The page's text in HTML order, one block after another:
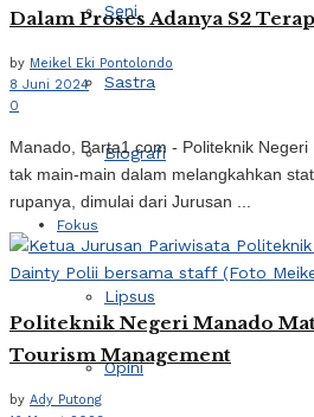
Seni
Sastra
Biografi
Fokus
Lipsus
Opini
Dalam Proses Adanya S2
by Meikel Eki Pontolondo
8 Juni 2024
0
Manado, Barta1.com - Politeknik
tak main-main dalam melangkahkan
rupanya, dimulai dari Jurusan ...
Politeknik Negeri Manado
Tourism Management
by Ady Putong